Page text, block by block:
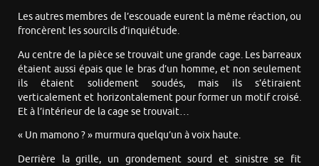
Les autres membres de l’escouade eurent la même réaction, ou
froncèrent les sourcils d’inquiétude.
Au centre de la pièce se trouvait une grande cage. Les barreaux
étaient aussi épais que le bras d’un homme, et non seulement
ils étaient solidement soudés, mais ils s’étiraient
verticalement et horizontalement pour former un motif croisé.
Et à l’intérieur de la cage se trouvait…
« Un mamono ? » murmura quelqu’un à voix haute.
Derrière la grille, un grondement sourd et sinistre se fit